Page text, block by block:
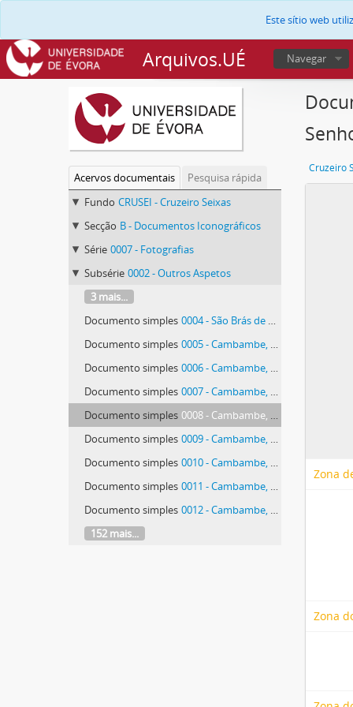
Este sítio web
Arquivos.UÉ Navegar
Acervos documentais
Pesquisa rápida
Fundo CRUSEI - Cruzeiro Seixas
Secção B - Documentos Iconográficos
Série 0007 - Fotografias
Subsérie 0002 - Outros Aspetos
3 mais...
Documento simples 0004 - São Brás de Alportel, levantamento cultural Setembro 1988
Documento simples 0005 - Cambambe, ruínas da Fortaleza e da Igreja de Nossa Senhora do Rosário
Documento simples 0006 - Cambambe, ruínas da Fortaleza e da Igreja de Nossa Senhora do Rosário
Documento simples 0007 - Cambambe, ruínas da Fortaleza e da Igreja de Nossa Senhora do Rosário
Documento simples 0008 - Cambambe, ruínas da Fortaleza e da Igreja de Nossa Senhora do Rosário
Documento simples 0009 - Cambambe, ruínas da Fortaleza e da Igreja de Nossa Senhora do Rosário
Documento simples 0010 - Cambambe, ruínas da Fortaleza e da Igreja de Nossa Senhora do Rosário
Documento simples 0011 - Cambambe, ruínas da Fortaleza e da Igreja de Nossa Senhora do Rosário
Documento simples 0012 - Cambambe, ruínas da Fortaleza e da Igreja de Nossa Senhora do Rosário
152 mais...
Cruzeiro
Zona
Zona